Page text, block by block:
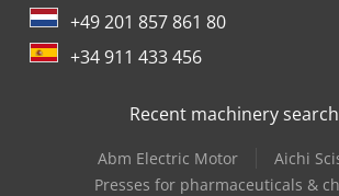
+49 201 857 861 80
+34 911 433 456
Recent machinery
Abm Electric Motor
Aichi
Presses for pharmaceuticals &